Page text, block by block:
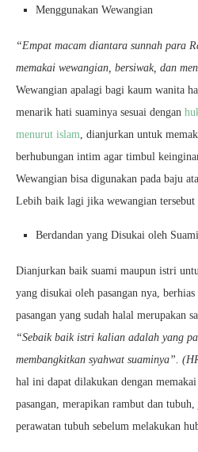
Menggunakan Wewangian
“Empat macam diantara sunnah para
memakai wewangian, bersiwak, dan
Wewangian apalagi bagi kaum wanita
menarik hati suaminya sesuai dengan
menurut islam, dianjurkan untuk
berhubungan intim agar timbul
Wewangian bisa digunakan pada baju
Lebih baik lagi jika wewangian tersebut
Berdandan yang Disukai oleh
Dianjurkan baik suami maupun istri
yang disukai oleh pasangan nya,
pasangan yang sudah halal merupakan
“Sebaik baik istri kalian adalah yang
membangkitkan syahwat suaminya”.
hal ini dapat dilakukan dengan
pasangan, merapikan rambut dan
perawatan tubuh sebelum melakukan